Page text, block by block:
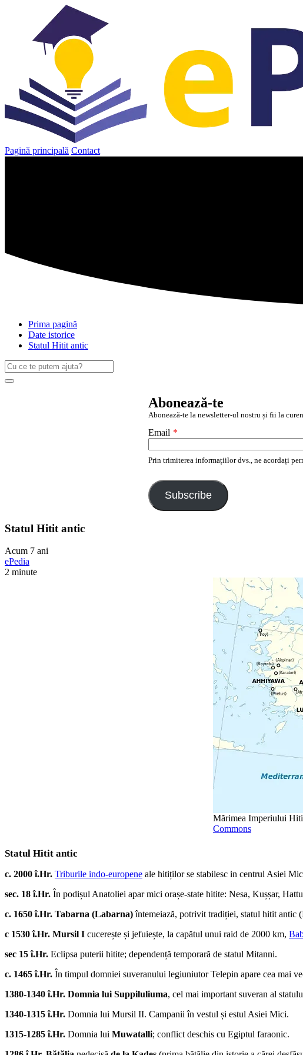
Pagină principală Contact
Prima pagină
Date istorice
Statul Hitit antic
Caută
după:
Search
Abonează-te
Abonează-te la newsletter-ul nostru și fii la
Email *
Prin trimiterea informațiilor dvs., ne acordați
Subscribe
Statul Hitit antic
Acum 7 ani
ePedia
2 minute
Mărimea Imperiului
Commons
Statul Hitit antic
c. 2000 î.Hr. Triburile indo-europene ale hitiților se stabilesc in centrul Asiei
sec. 18 î.Hr. În podișul Anatoliei apar mici orașe-state hitite: Nesa, Kușșar,
c. 1650 î.Hr. Tabarna (Labarna)întemeiază, potrivit tradiției, statul hitit antic
c 1530 î.Hr. Mursil I cucerește și jefuiește, la capătul unui raid de 2000 km,
sec 15 î.Hr. Eclipsa puterii hitite; dependență temporară de statul Mitanni.
c. 1465 î.Hr. În timpul domniei suveranului legiuniutor Telepin apare cea mai
1380-1340 î.Hr. Domnia lui Suppiluliuma, cel mai important suveran al
1340-1315 î.Hr. Domnia lui Mursil II. Campanii în vestul și estul Asiei Mici.
1315-1285 î.Hr. Domnia lui Muwatalli; conflict deschis cu Egiptul faraonic.